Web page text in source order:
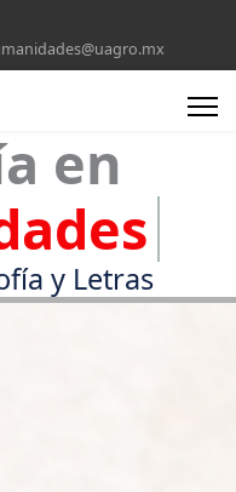
en
y Letras